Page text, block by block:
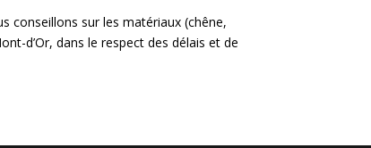
conseillons sur les matériaux (chêne,
d’Or, dans le respect des délais et de